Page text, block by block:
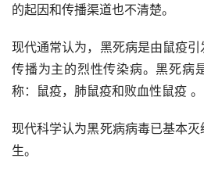
的起因和传播渠道也不清楚。
现代通常认为，黑死病是由鼠疫
传播为主的烈性传染病。黑死病
称：鼠疫，肺鼠疫和败血性鼠疫 。
现代科学认为黑死病病毒已基本
生。